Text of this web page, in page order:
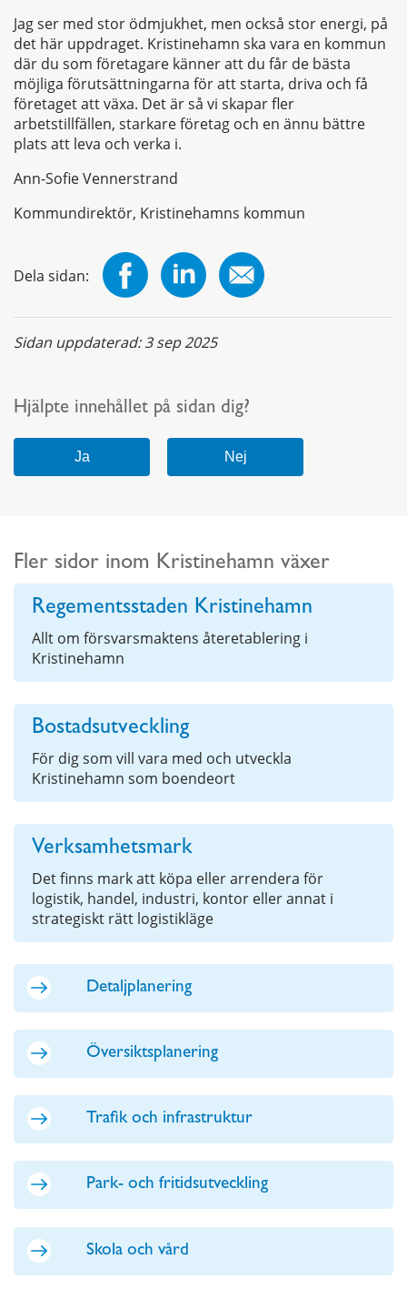
Jag ser med stor ödmjukhet, men också stor energi, på
det här uppdraget. Kristinehamn ska vara en kommun
där du som företagare känner att du får de bästa
möjliga förutsättningarna för att starta, driva och få
företaget att växa. Det är så vi skapar fler
arbetstillfällen, starkare företag och en ännu bättre
plats att leva och verka i.
Ann-Sofie Vennerstrand
Kommundirektör, Kristinehamns kommun
Dela sidan:
Sidan uppdaterad:3 sep 2025
Hjälpte innehållet på sidan dig?
Fler sidor inom Kristinehamn växer
Regementsstaden Kristinehamn
Allt om försvarsmaktens återetablering i
Kristinehamn
Bostadsutveckling
För dig som vill vara med och utveckla
Kristinehamn som boendeort
Verksamhetsmark
Det finns mark att köpa eller arrendera för
logistik, handel, industri, kontor eller annat i
strategiskt rätt logistikläge
Detaljplanering
Översiktsplanering
Trafik och infrastruktur
Park- och fritidsutveckling
Skola och vård